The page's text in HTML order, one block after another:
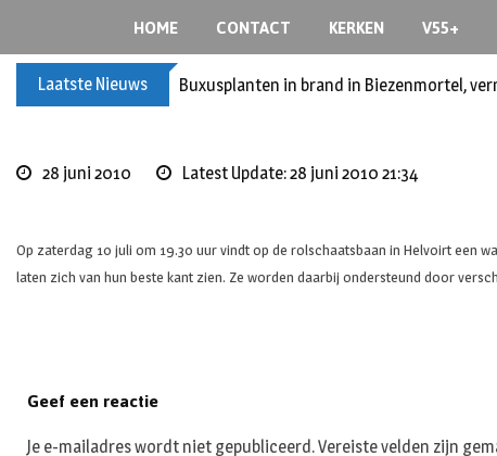
content
HOME CONTACT KERKEN V55+
Laatste Nieuws Buxusplanten in brand in Biezenmortel,
28 juni 2010 Latest Update: 28 juni 2010 21:34
Op zaterdag 10 juli om 19.30 uur vindt op de rolschaatsbaan in Helvoirt een
laten zich van hun beste kant zien. Ze worden daarbij ondersteund door
Geef een reactie
Je e-mailadres wordt niet gepubliceerd.Vereiste velden zijn